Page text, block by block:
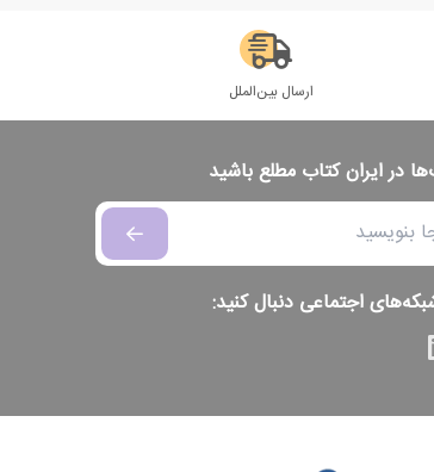
ارسال بین‌الملل
در ایران کتاب مطلع باشید
اجتماعی دنبال کنید: